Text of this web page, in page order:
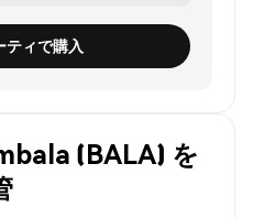
ティで購入
(BALA) を